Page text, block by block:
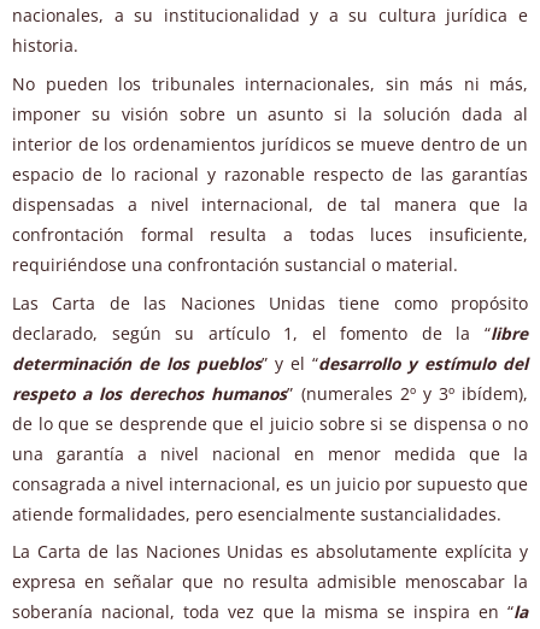
nacionales, a su institucionalidad y a su cultura jurídica e
historia.
No pueden los tribunales internacionales, sin más ni más,
imponer su visión sobre un asunto si la solución dada al
interior de los ordenamientos jurídicos se mueve dentro de un
espacio de lo racional y razonable respecto de las garantías
dispensadas a nivel internacional, de tal manera que la
confrontación formal resulta a todas luces insuficiente,
requiriéndose una confrontación sustancial o material.
Las Carta de las Naciones Unidas tiene como propósito
declarado, según su artículo 1, el fomento de la “libre
determinación de los pueblos” y el “desarrollo y estímulo del
respeto a los derechos humanos” (numerales 2º y 3º ibídem),
de lo que se desprende que el juicio sobre si se dispensa o no
una garantía a nivel nacional en menor medida que la
consagrada a nivel internacional, es un juicio por supuesto que
atiende formalidades, pero esencialmente sustancialidades.
La Carta de las Naciones Unidas es absolutamente explícita y
expresa en señalar que no resulta admisible menoscabar la
soberanía nacional, toda vez que la misma se inspira en “la